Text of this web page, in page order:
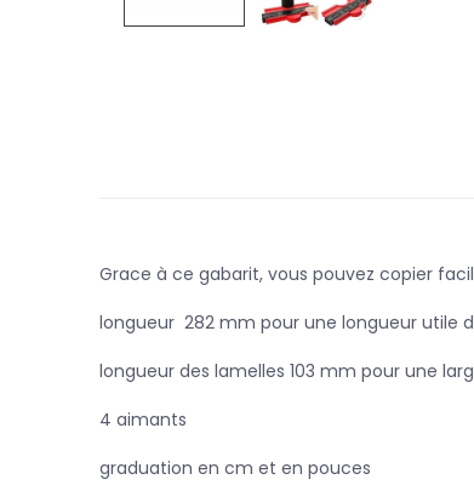
Grace à ce gabarit, vous pouvez copier
longueur 282 mm pour une longueur utile
longueur des lamelles 103 mm pour une
4 aimants
graduation en cm et en pouces